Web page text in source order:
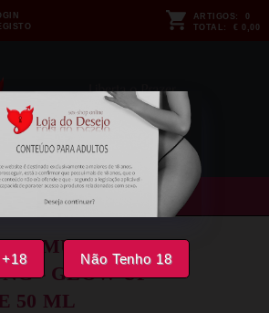
Não Tenho 18
ARTIGOS:
0
TOTAL: € 0,00
MULHER
- GLOW UP
50 ML